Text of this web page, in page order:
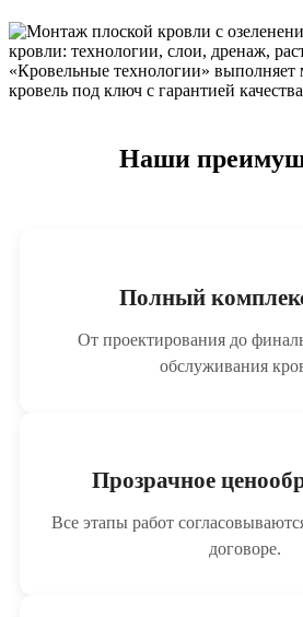
кровли: технологии, слои, дренаж,
«Кровельные технологии»
кровель под ключ с гарантией
Наши
Полный
От проектирования до
обслуживания
Прозрачное
Все этапы работ
договоре.